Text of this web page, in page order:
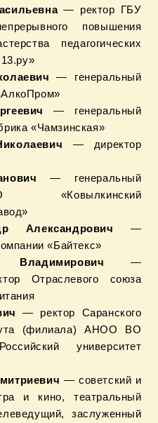
— ректор ГБУ
повышения
педагогических
— генеральный
— генеральный
«Чамзинская»
— директор
— генеральный
Александрович —
«Байтекс»
—
Отраслевого союза
— ректор Саранского
(филиала) АНОО ВО
университет
— советский и
и кино, театральный
заслуженный